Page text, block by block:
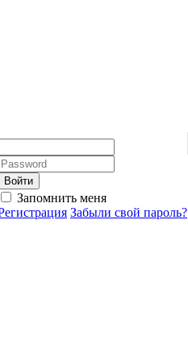
Пароль:
Запомнить меня
Забыли свой пароль?